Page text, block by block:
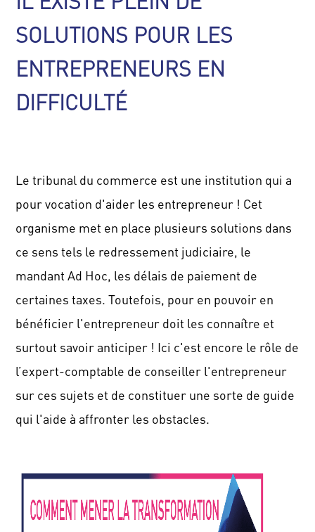
SOLUTIONS POUR LES
ENTREPRENEURS EN
DIFFICULTÉ
Le tribunal du commerce est une institution qui a
pour vocation d'aider les entrepreneur ! Cet
organisme met en place plusieurs solutions dans
ce sens tels le redressement judiciaire, le
mandant Ad Hoc, les délais de paiement de
certaines taxes. Toutefois, pour en pouvoir en
bénéficier l'entrepreneur doit les connaître et
surtout savoir anticiper ! Ici c'est encore le rôle de
l’expert-comptable de conseiller l'entrepreneur
sur ces sujets et de constituer une sorte de guide
qui l'aide à affronter les obstacles.